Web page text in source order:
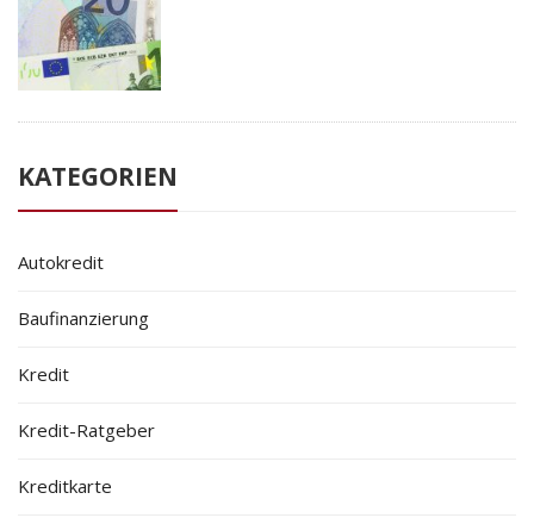
KATEGORIEN
Autokredit
Baufinanzierung
Kredit
Kredit-Ratgeber
Kreditkarte